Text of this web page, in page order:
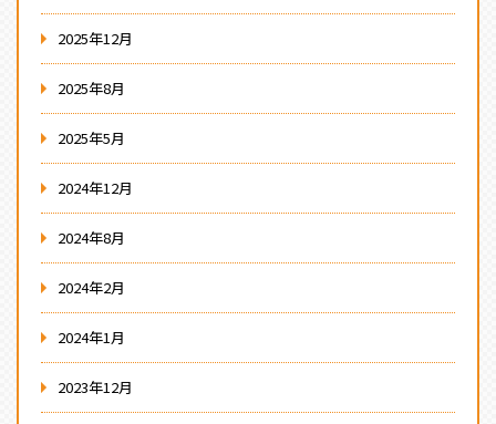
2025年12月
2025年8月
2025年5月
2024年12月
2024年8月
2024年2月
2024年1月
2023年12月